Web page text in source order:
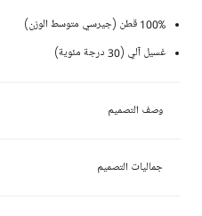
100% قطن (جيرسي متوسط الوزن)
غسيل آلي (30 درجة مئوية)
وصف التصميم
جماليات التصميم